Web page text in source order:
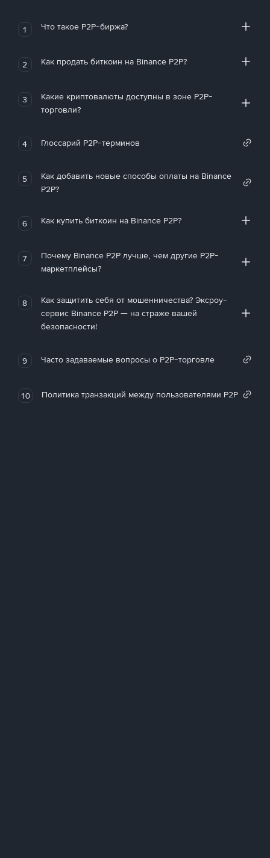
1 Что такое P2P-биржа?
2 Как продать биткоин на Binance P2P?
3
Какие криптовалюты доступны в зоне P2P-
торговли?
4 Глоссарий P2P-терминов
5
Как добавить новые способы оплаты на Binance
P2P?
6 Как купить биткоин на Binance P2P?
7
Почему Binance P2P лучше, чем другие P2P-
маркетплейсы?
8
Как защитить себя от мошенничества? Эксроу-
сервис Binance P2P — на страже вашей
безопасности!
9 Часто задаваемые вопросы о P2P-торговле
10 Политика транзакций между пользователями P2P